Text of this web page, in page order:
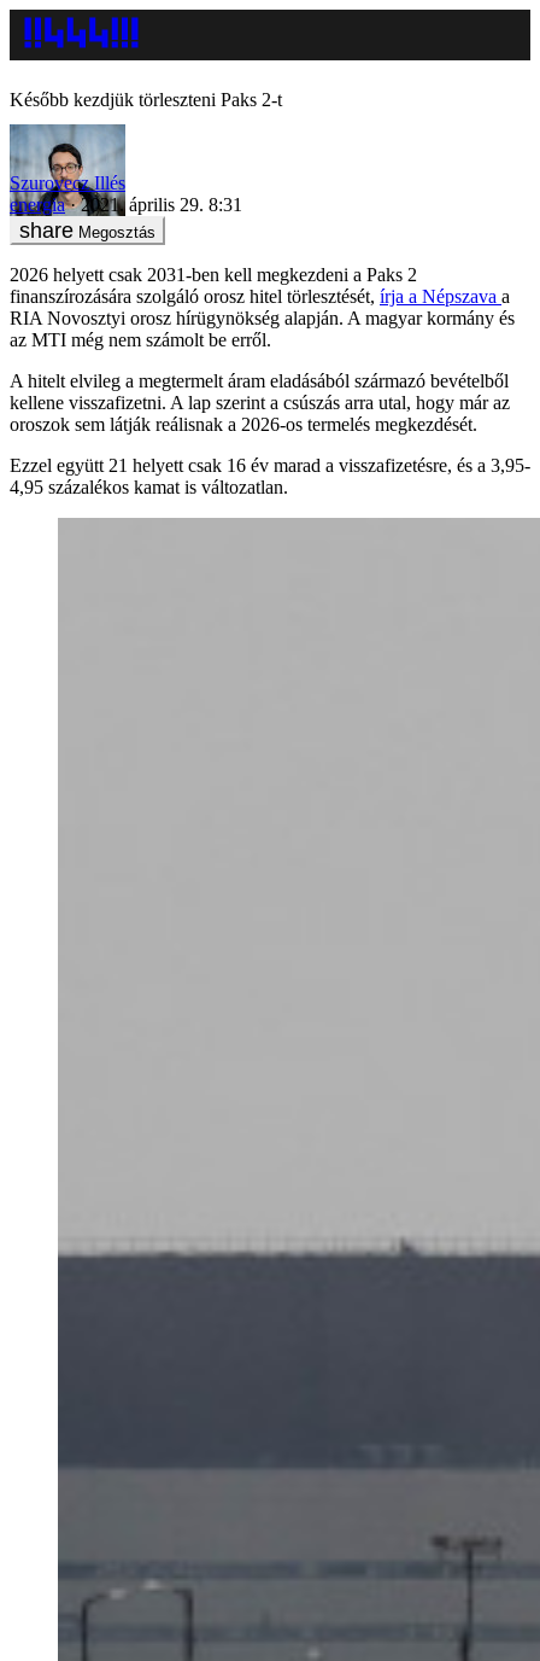
Később kezdjük törleszteni Paks 2-t
Szurovecz Illés
energia
2021. április 29. 8:31
Megosztás
2026 helyett csak 2031-ben kell megkezdeni a Paks 2
finanszírozására szolgáló orosz hitel törlesztését, írja a Népszava a
RIA Novosztyi orosz hírügynökség alapján. A magyar kormány és
az MTI még nem számolt be erről.
A hitelt elvileg a megtermelt áram eladásából származó bevételből
kellene visszafizetni. A lap szerint a csúszás arra utal, hogy már az
oroszok sem látják reálisnak a 2026-os termelés megkezdését.
Ezzel együtt 21 helyett csak 16 év marad a visszafizetésre, és a 3,95-
4,95 százalékos kamat is változatlan.